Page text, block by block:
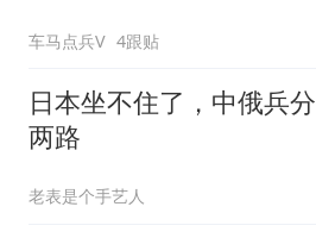
车马点兵V 4跟贴
日本坐不住了，中俄兵分
两路
老表是个手艺人